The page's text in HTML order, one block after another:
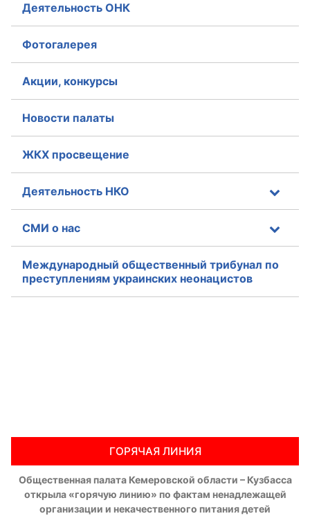
Деятельность ОНК
Фотогалерея
Акции, конкурсы
Новости палаты
ЖКХ просвещение
Деятельность НКО
СМИ о нас
Международный общественный трибунал по
преступлениям украинских неонацистов
ГОРЯЧАЯ ЛИНИЯ
Общественная палата Кемеровской области – Кузбасса
открыла «горячую линию» по фактам ненадлежащей
организации и некачественного питания детей